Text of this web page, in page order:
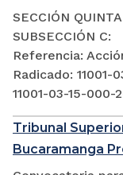
SECCIÓN
SUBSECCIÓN C:
Referencia:
Radicado:
11001-03-15-
Tribunal
Bucaramanga